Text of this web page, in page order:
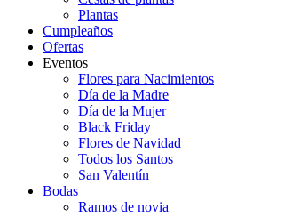
Plantas
Cumpleaños
Ofertas
Eventos
Flores para Nacimientos
Día de la Madre
Día de la Mujer
Black Friday
Flores de Navidad
Todos los Santos
San Valentín
Bodas
Ramos de novia